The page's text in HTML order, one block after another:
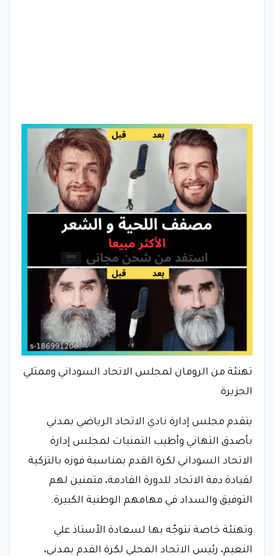
تهنئة من الرومان لمجلس الاتحاد السوداني وممثلي
الجزيرة
يتقدم مجلس إدارة نادي الاتحاد الرياضي بمدني
بأصدق التهاني وأطيب التمنيات لمجلس إدارة
الاتحاد السوداني لكرة القدم بمناسبة فوزه بالتزكية
لقيادة دفة الاتحاد للدورة القادمة، متمنين لهم
التوفيق والسداد في مهامهم الوطنية الكبيرة.
وتهنئة خاصة نتوجّه بها لسعادة الأستاذ علي
النعيم، رئيس الاتحاد المحلي لكرة القدم بمدني،